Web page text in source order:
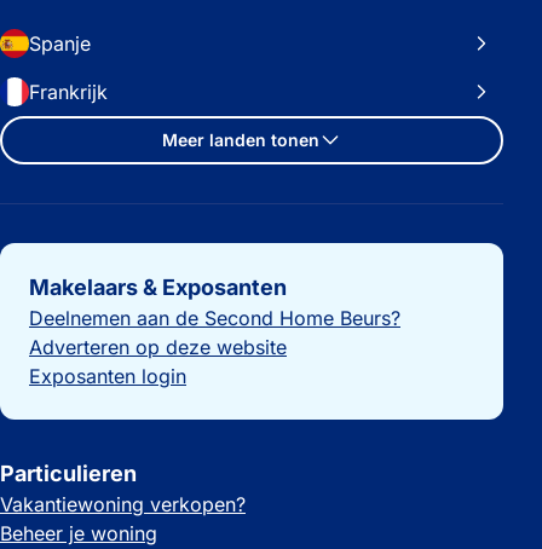
Spanje
Frankrijk
Meer landen tonen
Belangrijke links
Makelaars & Exposanten
Deelnemen aan de Second Home Beurs?
Adverteren op deze website
Exposanten login
Particulieren
Vakantiewoning verkopen?
Beheer je woning